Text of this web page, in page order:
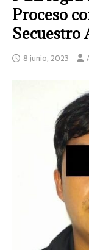
Proceso
Secuestro
8 junio, 2023